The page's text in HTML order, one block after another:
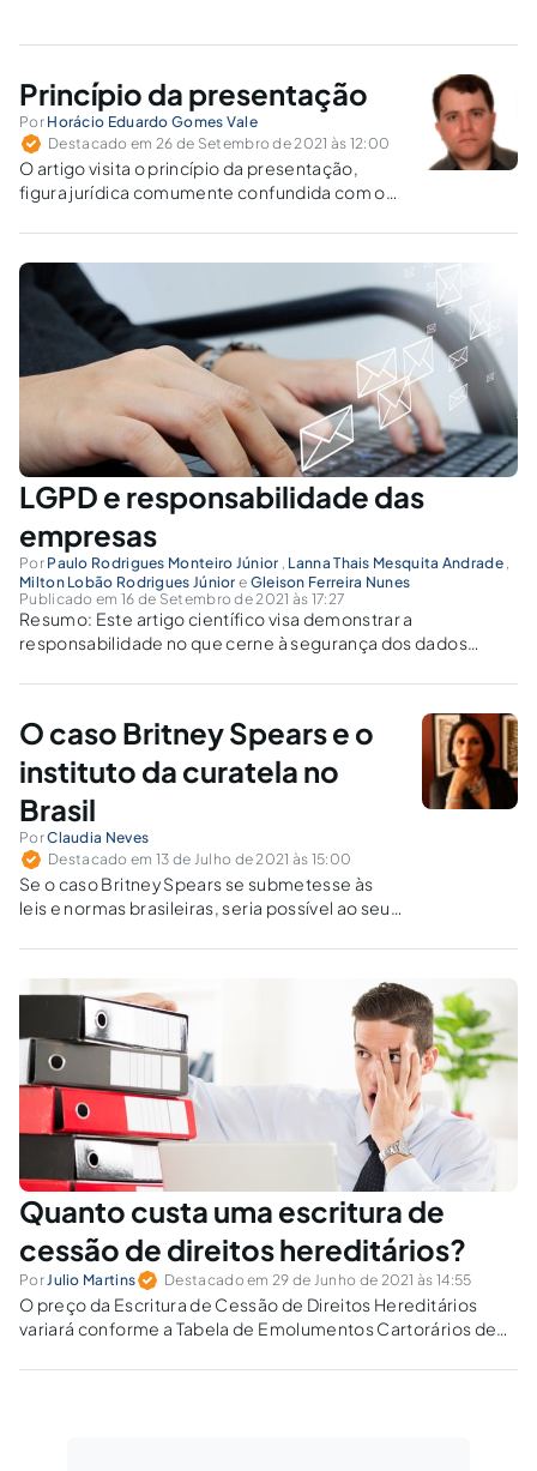
Princípio da presentação
Por Horácio Eduardo Gomes Vale
Destacado em 26 de Setembro de 2021 às 12:00
O artigo visita o princípio da presentação,
figura jurídica comumente confundida com o
LGPD e responsabilidade das
empresas
Por Paulo Rodrigues Monteiro Júnior , Lanna Thais Mesquita Andrade ,
Milton Lobão Rodrigues Júnior e Gleison Ferreira Nunes
Publicado em 16 de Setembro de 2021 às 17:27
Resumo: Este artigo científico visa demonstrar a
responsabilidade no que cerne à segurança dos dados
públicas e privadas, seja para fins de obrigações legais,
como declaração de créditos fiscais, bens para a...
O caso Britney Spears e o
instituto da curatela no
Brasil
PorClaudia Neves
Destacado em 13 de Julho de 2021 às 15:00
Se o caso Britney Spears se submetesse às
leis e normas brasileiras, seria possível ao seu
vem ocorrendo nos Estados Unidos?
Quanto custa uma escritura de
cessão de direitos hereditários?
PorJulio Martins Destacado em 29 de Junho de 2021 às 14:55
O preço da Escritura de Cessão de Direitos Hereditários
variará conforme a Tabela de Emolumentos Cartorários de